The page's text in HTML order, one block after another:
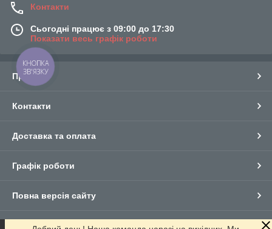
Контакти
Сьогодні працює з 09:00 до 17:30
Показати весь графік роботи
Про нас
Контакти
Доставка та оплата
Графік роботи
Повна версія сайту
Сайт створено на маркетплейсі Prom.ua
КНОПКА
ЗВ'ЯЗКУ